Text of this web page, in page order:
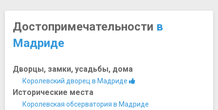
Достопримечательности в
Мадриде
Дворцы, замки, усадьбы, дома
Королевский дворец в Мадриде
Исторические места
Королевская обсерватория в Мадриде